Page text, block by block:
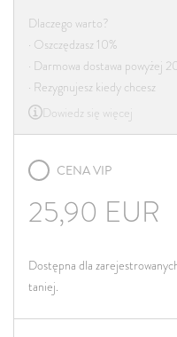
Dlaczego warto?
· Oszczędzasz 10%
· Darmowa dostawa powyżej
· Rezygnujesz kiedy chcesz
Dowiedz się więcej
CENA VIP
25,90 EUR
Dostępna dla
taniej.